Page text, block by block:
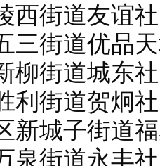
西街道友谊
三街道优品
柳街道城东
利街道贺炯
新城子街道
泉街道永丰